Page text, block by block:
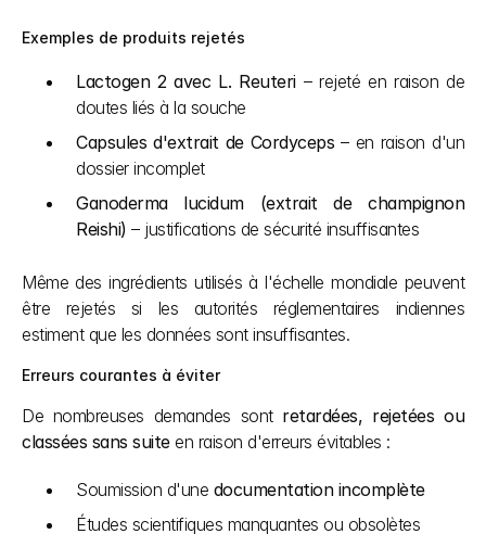
Exemples de produits rejetés
Lactogen 2 avec L. Reuteri – rejeté en raison de
doutes liés à la souche
Capsules d'extrait de Cordyceps – en raison d'un
dossier incomplet
Ganoderma lucidum (extrait de champignon
Reishi) – justifications de sécurité insuffisantes
Même des ingrédients utilisés à l'échelle mondiale peuvent
être rejetés si les autorités réglementaires indiennes
estiment que les données sont insuffisantes.
Erreurs courantes à éviter
De nombreuses demandes sont retardées, rejetées ou
classées sans suite en raison d'erreurs évitables :
Soumission d'une documentation incomplète
Études scientifiques manquantes ou obsolètes